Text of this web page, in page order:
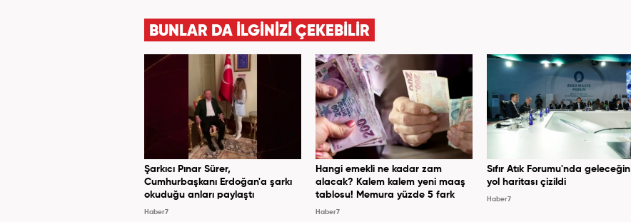
ve SEO içerikleriyle birlikte galeri ve video hazırladı. 2019'un Şubat ayından bu
yana ise Haber7.com'da Gündem Editörü olarak habercilik kariyerine devam
etmektedir.
BUNLAR DA İLGİNİZİ ÇEKEBİLİR
Şarkıcı Pınar Sürer,
Cumhurbaşkanı Erdoğan'a şarkı
okuduğu anları paylaştı
Haber7
Hangi emekli ne kadar zam
alacak? Kalem kalem yeni maaş
tablosu! Memura yüzde 5 fark
Haber7
Sıfır Atık Forumu'nda geleceğin
yol haritası çizildi
Haber7